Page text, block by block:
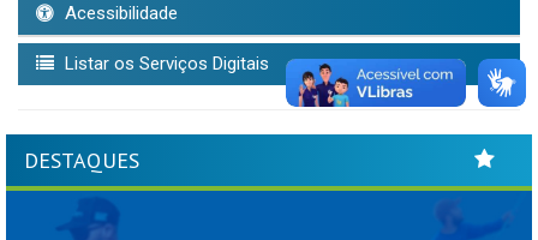
Acessibilidade
Listar os Serviços Digitais
DESTAQUES